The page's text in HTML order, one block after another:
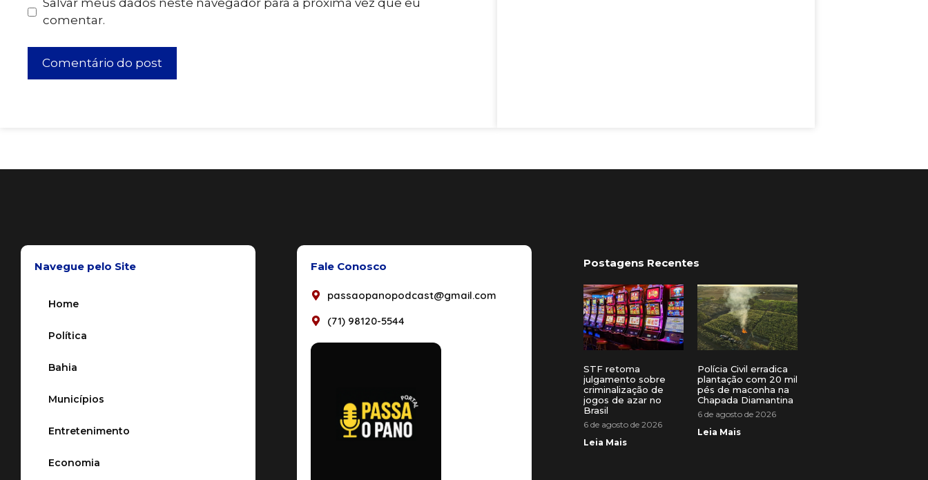
Salvar meus dados neste navegador para a próxima vez que eu
comentar.
Navegue pelo Site
Home
Política
Bahia
Municípios
Entretenimento
Economia
Fale Conosco
passaopanopodcast@gmail.com
(71) 98120-5544
Postagens Recentes
STF retoma
julgamento sobre
criminalização de
jogos de azar no
Brasil
6 de agosto de 2026
Leia Mais
Polícia Civil erradica
plantação com 20 mil
pés de maconha na
Chapada Diamantina
6 de agosto de 2026
Leia Mais